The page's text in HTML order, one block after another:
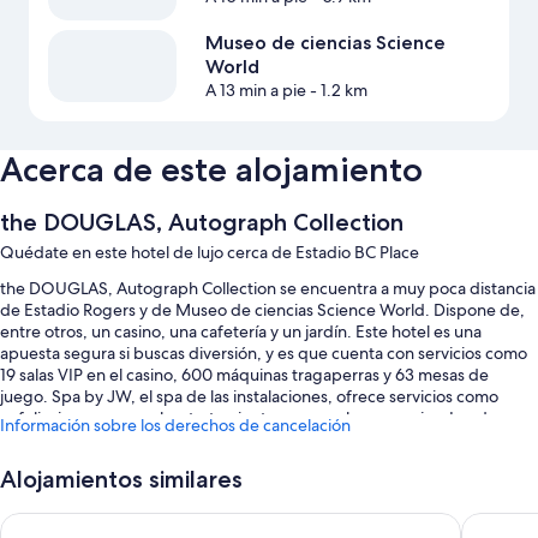
Museo de ciencias Science
World
A 13 min a pie- 1.2 km
Acerca de este alojamiento
the DOUGLAS, Autograph Collection
Quédate en este hotel de lujo cerca de Estadio BC Place
the DOUGLAS, Autograph Collection se encuentra a muy poca distancia
de Estadio Rogers y de Museo de ciencias Science World. Dispone de,
entre otros, un casino, una cafetería y un jardín. Este hotel es una
apuesta segura si buscas diversión, y es que cuenta con servicios como
19 salas VIP en el casino, 600 máquinas tragaperras y 63 mesas de
juego. Spa by JW, el spa de las instalaciones, ofrece servicios como
exfoliaciones corporales, tratamientos corporales y masajes. Los dos
comunes. Además, tendrás comodidades como servicio de tintorería y 2
Información sobre los derechos de cancelación
Alojamientos similares
JW Marriott Parq Vancouver The